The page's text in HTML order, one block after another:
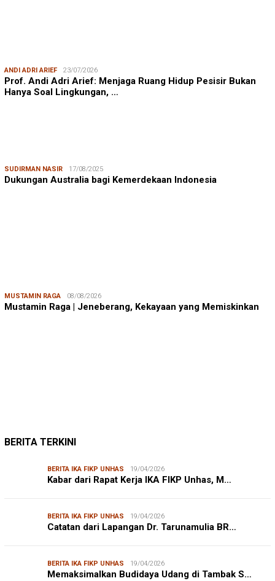
ANDI ADRI ARIEF 23/07/2026
Prof. Andi Adri Arief: Menjaga Ruang Hidup Pesisir Bukan
Hanya Soal Lingkungan, …
SUDIRMAN NASIR 17/08/2025
Dukungan Australia bagi Kemerdekaan Indonesia
MUSTAMIN RAGA 08/08/2026
Mustamin Raga | Jeneberang, Kekayaan yang Memiskinkan
BERITA TERKINI
BERITA IKA FIKP UNHAS 19/04/2026
Kabar dari Rapat Kerja IKA FIKP Unhas, M…
BERITA IKA FIKP UNHAS 19/04/2026
Catatan dari Lapangan Dr. Tarunamulia BR…
BERITA IKA FIKP UNHAS 19/04/2026
Memaksimalkan Budidaya Udang di Tambak S…